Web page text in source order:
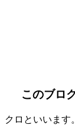
このブロ
クロといいます